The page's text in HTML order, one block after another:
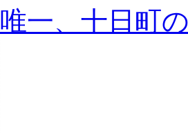
唯一、十日町